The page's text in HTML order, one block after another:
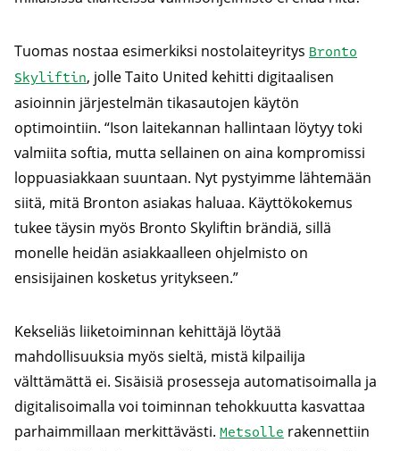
Tuomas nostaa esimerkiksi nostolaiteyritys Bronto
Skyliftin, jolle Taito United kehitti digitaalisen
asioinnin järjestelmän tikasautojen käytön
optimointiin. “Ison laitekannan hallintaan löytyy toki
valmiita softia, mutta sellainen on aina kompromissi
loppuasiakkaan suuntaan. Nyt pystyimme lähtemään
siitä, mitä Bronton asiakas haluaa. Käyttökokemus
tukee täysin myös Bronto Skyliftin brändiä, sillä
monelle heidän asiakkaalleen ohjelmisto on
ensisijainen kosketus yritykseen.”
Kekseliäs liiketoiminnan kehittäjä löytää
mahdollisuuksia myös sieltä, mistä kilpailija
välttämättä ei. Sisäisiä prosesseja automatisoimalla ja
digitalisoimalla voi toiminnan tehokkuutta kasvattaa
parhaimmillaan merkittävästi. Metsolle rakennettiin